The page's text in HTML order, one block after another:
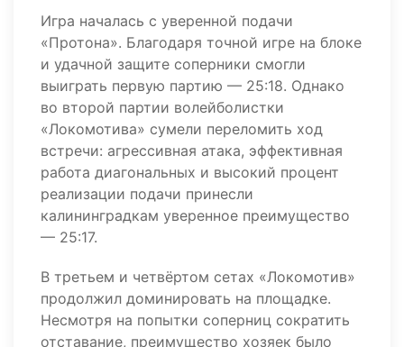
Игра началась с уверенной подачи
«Протона». Благодаря точной игре на блоке
и удачной защите соперники смогли
выиграть первую партию — 25:18. Однако
во второй партии волейболистки
«Локомотива» сумели переломить ход
встречи: агрессивная атака, эффективная
работа диагональных и высокий процент
реализации подачи принесли
калининградкам уверенное преимущество
— 25:17.
В третьем и четвёртом сетах «Локомотив»
продолжил доминировать на площадке.
Несмотря на попытки соперниц сократить
отставание, преимущество хозяек было